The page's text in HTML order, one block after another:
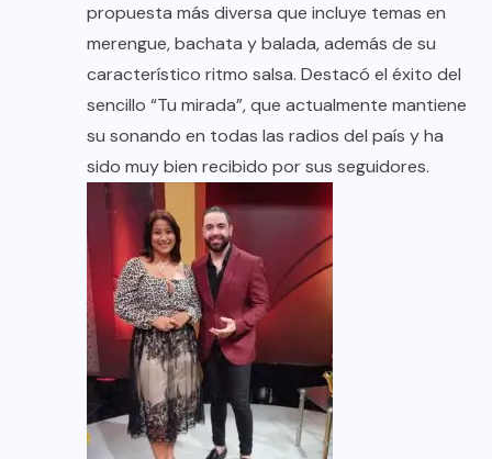
propuesta más diversa que incluye temas en
merengue, bachata y balada, además de su
característico ritmo salsa. Destacó el éxito del
sencillo “Tu mirada”, que actualmente mantiene
su sonando en todas las radios del país y ha
sido muy bien recibido por sus seguidores.